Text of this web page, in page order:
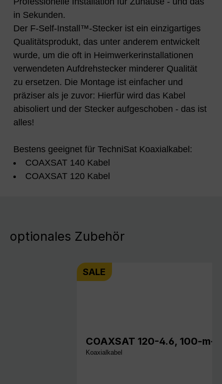
in Sekunden.
Der F-Self-Install™-Stecker ist ein einzigartiges
Qualitätsprodukt, das unter anderem entwickelt
wurde, um die oft in Heimwerkerinstallationen
verwendeten Aufdrehstecker minderer Qualität
zu ersetzen. Die Montage ist einfacher und
präziser als je zuvor: Hierfür wird das Kabel
abisoliert und der Stecker aufgeschoben - das ist
alles!
Bestens geeignet für TechniSat Koaxialkabel:
COAXSAT 140 Kabel
COAXSAT 120 Kabel
optionales Zubehör
SALE
COAXSAT 120-4.6, 100-m-
Koaxialkabel